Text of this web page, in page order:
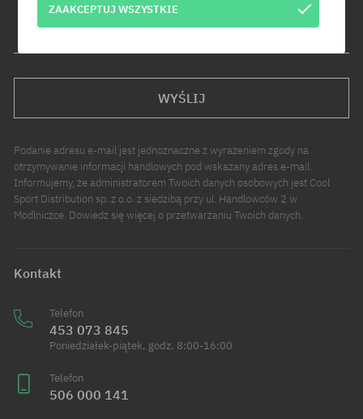
WYŚLIJ
Podanie adresu e-mail jest jednoznaczne z wyrażeniem zgody na
otrzymywanie informacji handlowych pod wskazany adres e-mail.
Informujemy, że administratorem Twoich danych osobowych jest Cool
Sport Distribution sp. z o.o. z siedzibą przy ul. Handlowców 2 w
Modlniczce. Dowiedz się więcej o przetwarzaniu Twoich danych.
Kontakt
Telefon
453 073 845
Poniedziałek-piątek, godz. 8:00-16:00
Telefon
506 000 141
ZAAKCEPTUJ WSZYSTKIE